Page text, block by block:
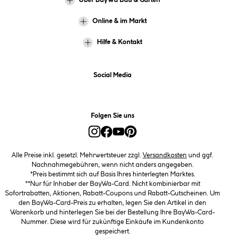
Online & im Markt
Hilfe & Kontakt
Social Media
Folgen Sie uns
Alle Preise inkl. gesetzl. Mehrwertsteuer zzgl. Versandkosten und ggf.
Nachnahmegebühren, wenn nicht anders angegeben.
*Preis bestimmt sich auf Basis Ihres hinterlegten Marktes.
**Nur für Inhaber der BayWa-Card. Nicht kombinierbar mit
Sofortrabatten, Aktionen, Rabatt-Coupons und Rabatt-Gutscheinen. Um
den BayWa-Card-Preis zu erhalten, legen Sie den Artikel in den
Warenkorb und hinterlegen Sie bei der Bestellung Ihre BayWa-Card-
Nummer. Diese wird für zukünftige Einkäufe im Kundenkonto
gespeichert.